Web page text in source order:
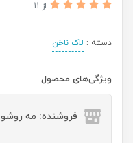
از 11
دسته : لاک ناخن
ویژگی‌های محصول
فروشنده: مه رو‌شو